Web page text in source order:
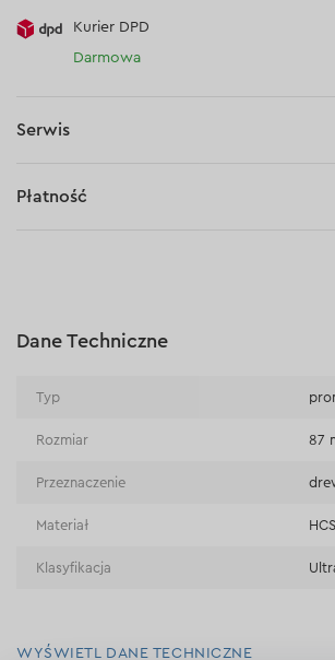
Kurier DPD
Darmowa
Serwis
Płatność
Płatność na rachunek bieżący (przelew
Dane Techniczne
Typ
Rozmiar 87
Przeznaczenie
Materiał HCS
Klasyfikacja
WYŚWIETL DANE TECHNICZNE